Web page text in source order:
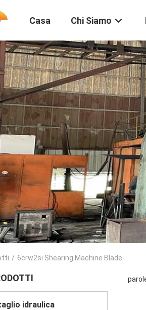
Casa Chi Siamo
/ 6crw2si Shearing Machine Blade
idraulica